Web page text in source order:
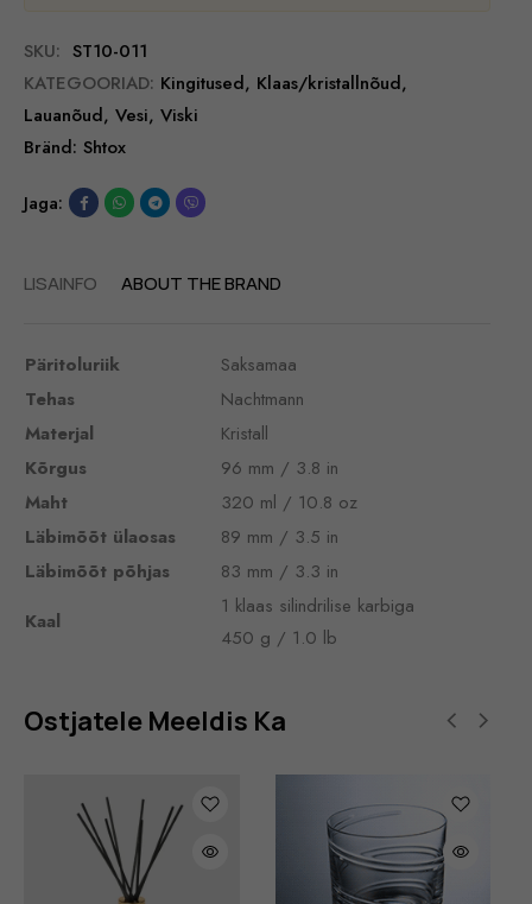
SKU: ST10-011
KATEGOORIAD: Kingitused, Klaas/kristallnõud,
Lauanõud, Vesi, Viski
Bränd: Shtox
Jaga:
LISAINFO ABOUT THE BRAND
Päritoluriik
Saksamaa
Tehas
Nachtmann
Materjal
Kristall
Kõrgus
96 mm / 3.8 in
Maht
320 ml / 10.8 oz
Läbimõõt ülaosas
89 mm / 3.5 in
Läbimõõt põhjas
83 mm / 3.3 in
Kaal
1 klaas silindrilise karbiga
450 g / 1.0 lb
Ostjatele Meeldis Ka